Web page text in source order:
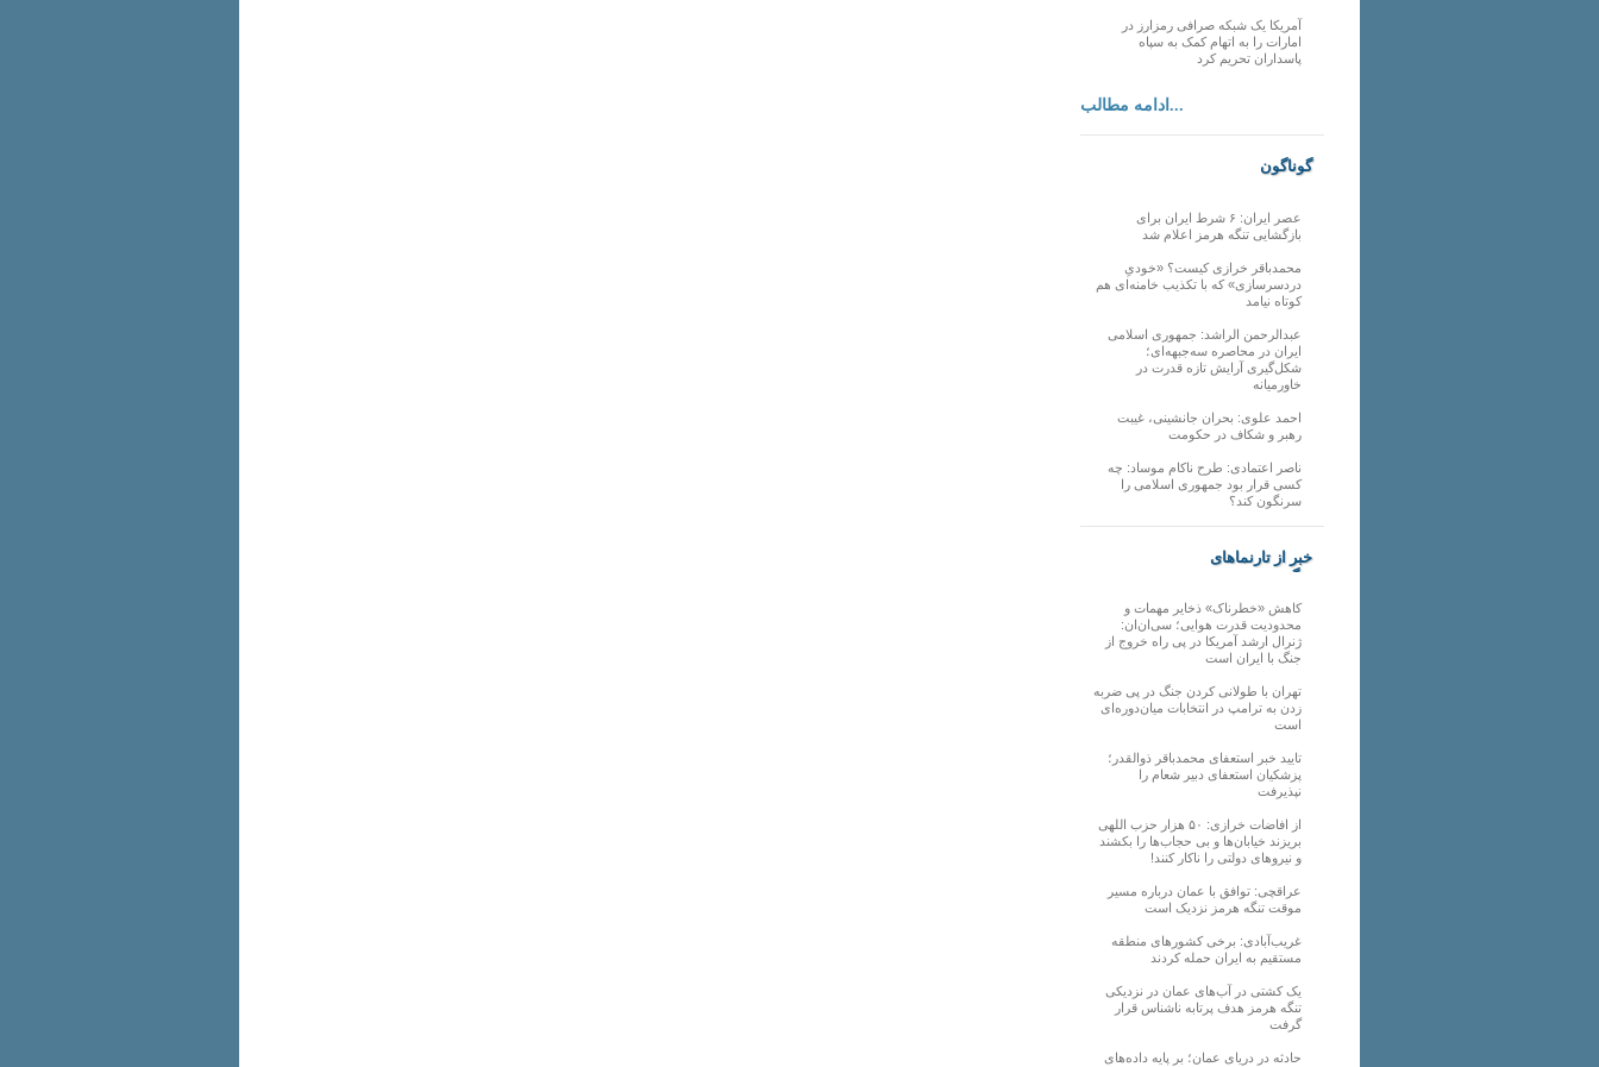
آمریکا یک شبکه صرافی رمزارز در
امارات را به اتهام کمک به سپاه
پاسداران تحریم کرد
ادامه مطالب...
گوناگون
عصر ایران: ۶ شرط ایران برای
بازگشایی تنگه هرمز اعلام شد
محمدباقر خرازی کیست؟ «خودیِ
دردسرسازی» که با تکذیب خامنه‌ای هم
کوتاه نیامد
عبدالرحمن الراشد: جمهوری اسلامی
ایران در محاصره سه‌جبهه‌ای؛
شکل‌گیری آرایش تازه قدرت در
خاورمیانه
احمد علوی: بحران جانشینی، غیبت
رهبر و شکاف در حکومت
ناصر اعتمادی: طرح ناکام موساد: چه
کسی قرار بود جمهوری اسلامی را
سرنگون کند؟
خبر از تارنماهای
دیگر
کاهش «خطرناک» ذخایر مهمات و
محدودیت قدرت هوایی؛ سی‌ان‌ان:
ژنرال ارشد آمریکا در پی راه خروج از
جنگ با ایران است
تهران با طولانی کردن جنگ در پی ضربه
زدن به ترامپ در انتخابات میان‌دوره‌ای
است
تایید خبر استعفای محمدباقر ذوالقدر؛
پزشکیان استعفای دبیر شعام را
نپذیرفت
از افاضات خرازی: ۵۰ هزار حزب اللهی
بریزند خیابان‌ها و بی حجاب‌ها را بکشند
و نیرو‌های دولتی را ناکار کنند!
عراقچی: توافق با عمان درباره مسیر
موقت تنگه هرمز نزدیک است
غریب‌آبادی: برخی کشورهای منطقه
مستقیم به ایران حمله کردند
یک کشتی در آب‌های عمان در نزدیکی
تنگه هرمز هدف پرتابه ناشناس قرار
گرفت
حادثه در دریای عمان؛ بر پایه داده‌های